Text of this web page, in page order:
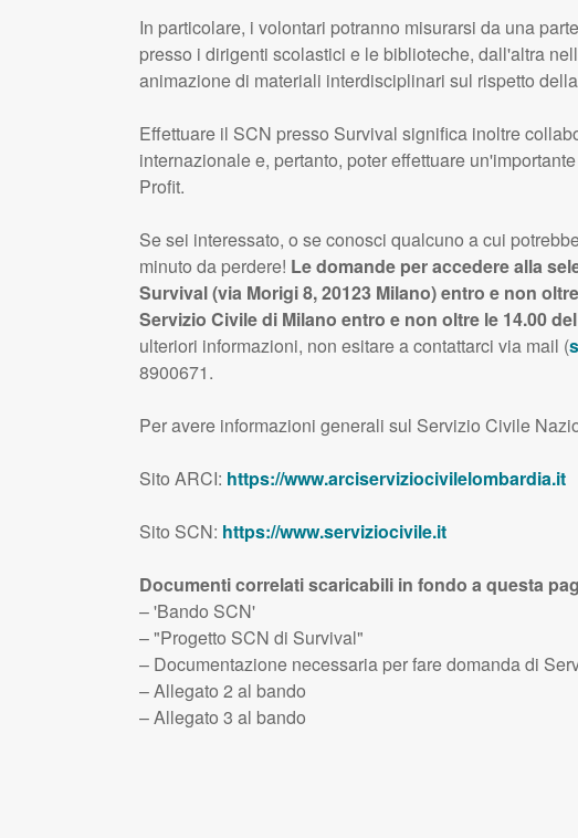
In particolare, i volontari potranno misurarsi da una
presso i dirigenti scolastici e le biblioteche, dall'altra
animazione di materiali interdisciplinari sul rispetto
Effettuare il SCN presso Survival significa inoltre
internazionale e, pertanto, poter effettuare
Profit.
Se sei interessato, o se conosci qualcuno a cui
minuto da perdere! Le domande per accedere alla
Survival (via Morigi 8, 20123 Milano) entro e non
Servizio Civile di Milano entro e non oltre le 14.00
ulteriori informazioni, non esitare a contattarci via mail (
8900671.
Per avere informazioni generali sul Servizio Civile
Sito ARCI: https://www.arciserviziocivilelombardia.it
Sito SCN: https://www.serviziocivile.it
Documenti correlati scaricabili in fondo a questa
– 'Bando SCN'
– "Progetto SCN di Survival"
– Documentazione necessaria per fare domanda di
– Allegato 2 al bando
– Allegato 3 al bando